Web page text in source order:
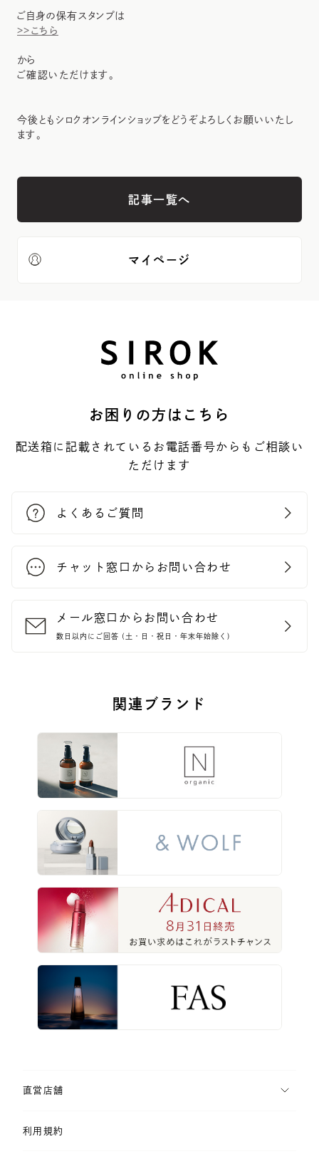
ご自身の保有スタンプは
>>こちら
から
ご確認いただけます。
今後ともシロクオンラインショップをどうぞよろしくお願いいたし
ます。
記事一覧へ
マイページ
お困りの方はこちら
配送箱に記載されているお電話番号からもご相談い
ただけます
よくあるご質問
チャット窓口からお問い合わせ
メール窓口からお問い合わせ
数日以内にご回答 (土・日・祝日・年末年始除く)
関連ブランド
直営店舗
利用規約